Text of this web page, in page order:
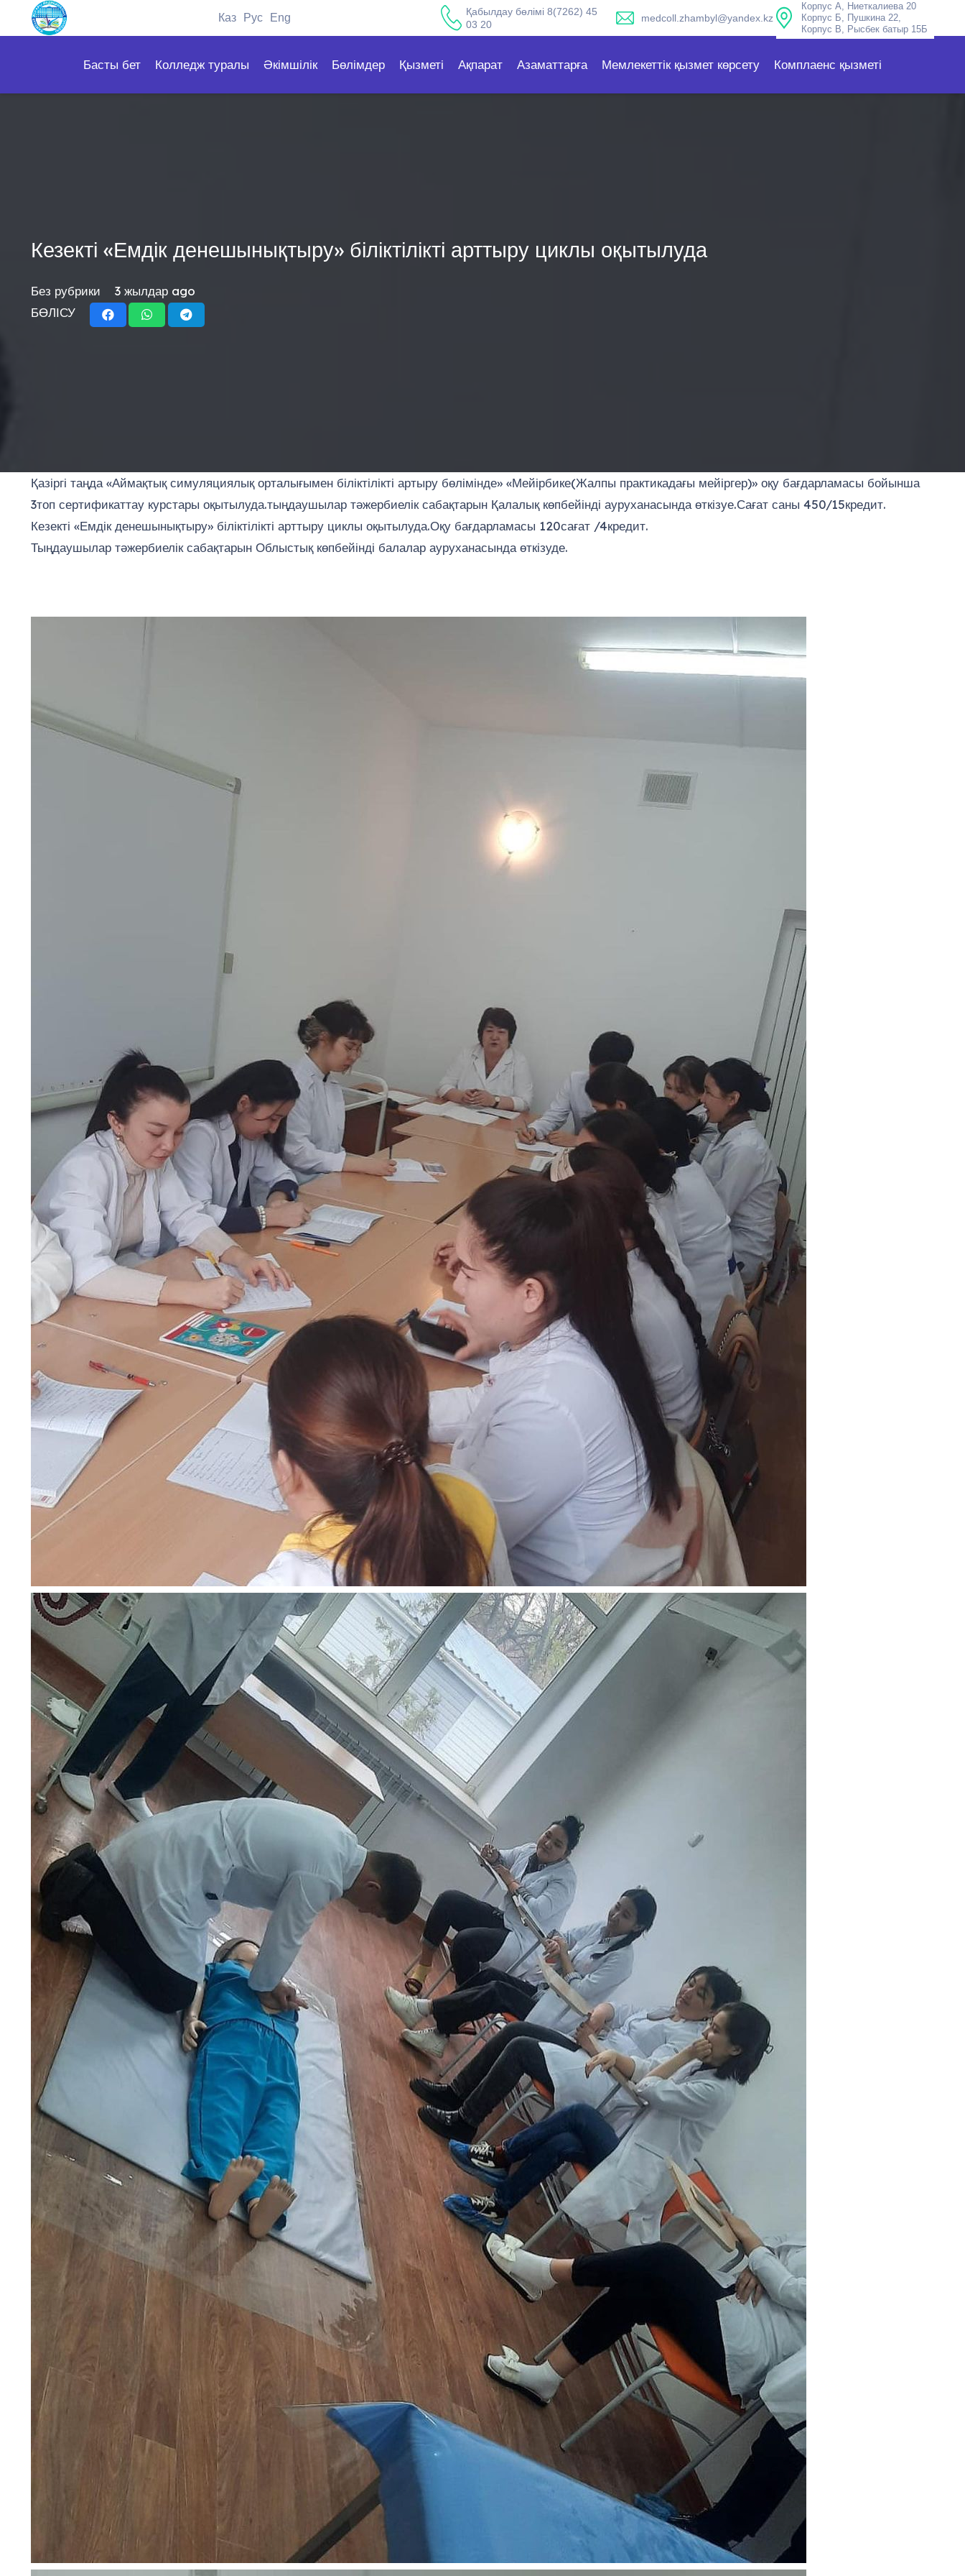
Каз Рус Eng
Қабылдау бөлімі 8(7262) 45
03 20
medcoll.zhambyl@yandex.kz
Корпус А, Ниеткалиева 20
Корпус Б, Пушкина 22,
Корпус В, Рысбек батыр 15Б
Басты бет Колледж туралы Әкімшілік Бөлімдер Қызметі Ақпарат Азаматтарға Мемлекеттік қызмет көрсету Комплаенс қызметі
Кезекті «Емдік денешынықтыру» біліктілікті арттыру циклы оқытылуда
Без рубрики
3 жылдар ago
БӨЛІСУ
Қазіргі таңда «Аймақтық симуляциялық орталығымен біліктілікті артыру бөлімінде» «Мейірбике(Жалпы практикадағы мейіргер)» оқу бағдарламасы бойынша
3топ сертификаттау курстары оқытылуда.тыңдаушылар тәжербиелік сабақтарын Қалалық көпбейінді ауруханасында өткізуе.Сағат саны 450/15кредит.
Кезекті «Емдік денешынықтыру» біліктілікті арттыру циклы оқытылуда.Оқу бағдарламасы 120сағат /4кредит.
Тыңдаушылар тәжербиелік сабақтарын Облыстық көпбейінді балалар ауруханасында өткізуде.